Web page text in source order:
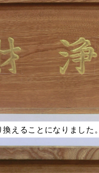
えることになりました。